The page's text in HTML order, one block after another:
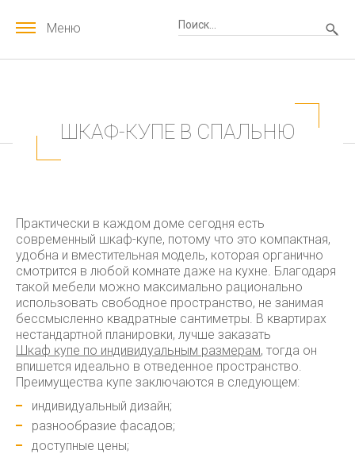
Меню
ШКАФ-КУПЕ В СПАЛЬНЮ
Практически в каждом доме сегодня есть
современный шкаф-купе, потому что это компактная,
удобна и вместительная модель, которая органично
смотрится в любой комнате даже на кухне. Благодаря
такой мебели можно максимально рационально
использовать свободное пространство, не занимая
бессмысленно квадратные сантиметры. В квартирах
нестандартной планировки, лучше заказать
Шкаф купе по индивидуальным размерам, тогда он
впишется идеально в отведенное пространство.
Преимущества купе заключаются в следующем:
индивидуальный дизайн;
разнообразие фасадов;
доступные цены;